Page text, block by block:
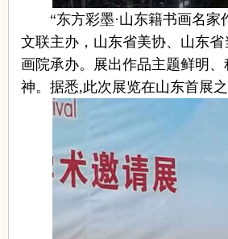
“东方彩墨·山东籍书画名
文联主办，山东省美协、山东
画院承办。展出作品主题鲜明
神。据悉,此次展览在山东首展